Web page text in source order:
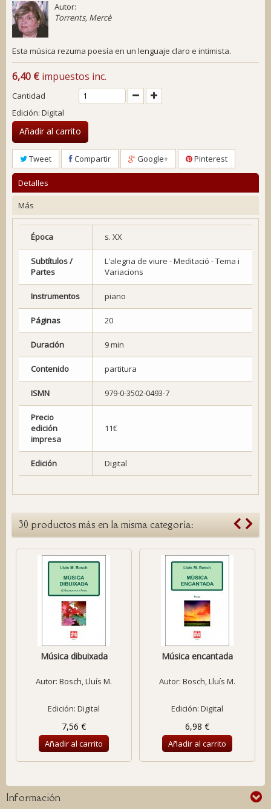
Autor:
Torrents, Mercè
Esta música rezuma poesía en un lenguaje claro e intimista.
6,40 € impuestos inc.
Cantidad
Edición: Digital
Añadir al carrito
Tweet Compartir Google+ Pinterest
Detalles
Más
Época s. XX
Subtítulos /
Partes
L'alegria de viure - Meditació - Tema i
Variacions
Instrumentos piano
Páginas 20
Duración 9 min
Contenido partitura
ISMN 979-0-3502-0493-7
Precio
edición
impresa
11€
Edición Digital
30 productos más en la misma categoría:
Música dibuixada
Autor: Bosch, Lluís M.
Edición: Digital
7,56 €
Añadir al carrito
Música encantada
Autor: Bosch, Lluís M.
Edición: Digital
6,98 €
Añadir al carrito
Información